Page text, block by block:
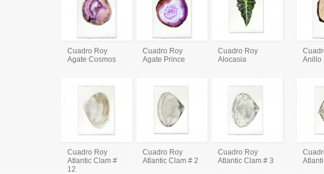
Cuadro Roy
Agate Cosmos
Cuadro Roy
Agate Prince
Cuadro Roy
Alocasia
Anillo
Cuadro Roy
Atlantic Clam #
12
Cuadro Roy
Atlantic Clam # 2
Cuadro Roy
Atlantic Clam # 3